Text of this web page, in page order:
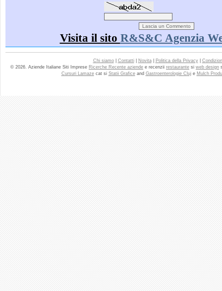
Visita il sito R&S&C Agenzia
Chi siamo| Contatti| Novita| Politica della Privacy|
© 2026. Aziende Italiane Siti Imprese Ricerche Recente aziende e recenzii restaurante si web design
Cursuri Lamazecat si Statii Graficeand Gastroenterologie Cluje Mulch